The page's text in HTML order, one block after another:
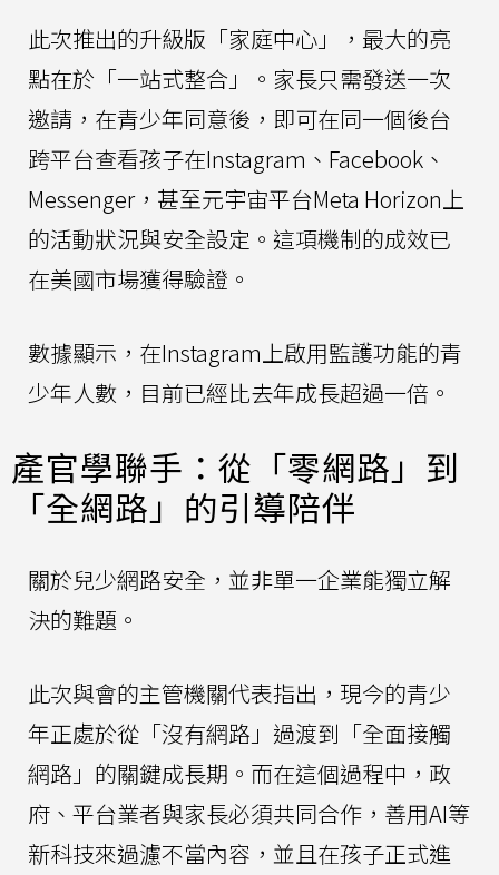
此次推出的升級版「家庭中心」，最大的亮
點在於「一站式整合」。家長只需發送一次
邀請，在青少年同意後，即可在同一個後台
跨平台查看孩子在Instagram、Facebook、
Messenger，甚至元宇宙平台Meta Horizon上
的活動狀況與安全設定。這項機制的成效已
在美國市場獲得驗證。
數據顯示，在Instagram上啟用監護功能的青
少年人數，目前已經比去年成長超過一倍。
產官學聯手：從「零網路」到
「全網路」的引導陪伴
關於兒少網路安全，並非單一企業能獨立解
決的難題。
此次與會的主管機關代表指出，現今的青少
年正處於從「沒有網路」過渡到「全面接觸
網路」的關鍵成長期。而在這個過程中，政
府、平台業者與家長必須共同合作，善用AI等
新科技來過濾不當內容，並且在孩子正式進